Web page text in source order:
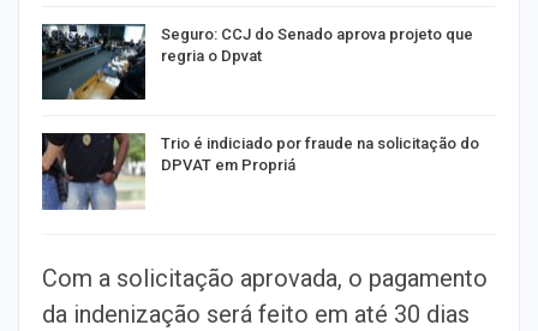
Seguro: CCJ do Senado aprova projeto que
regria o Dpvat
Trio é indiciado por fraude na solicitação do
DPVAT em Propriá
Com a solicitação aprovada, o pagamento
da indenização será feito em até 30 dias